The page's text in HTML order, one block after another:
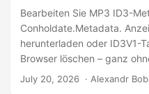
Bearbeiten Sie MP3 ID3-
Conholdate.Metadata.
herunterladen oder ID3V1-
Browser löschen – ganz
July 20, 2026 · Alexandr